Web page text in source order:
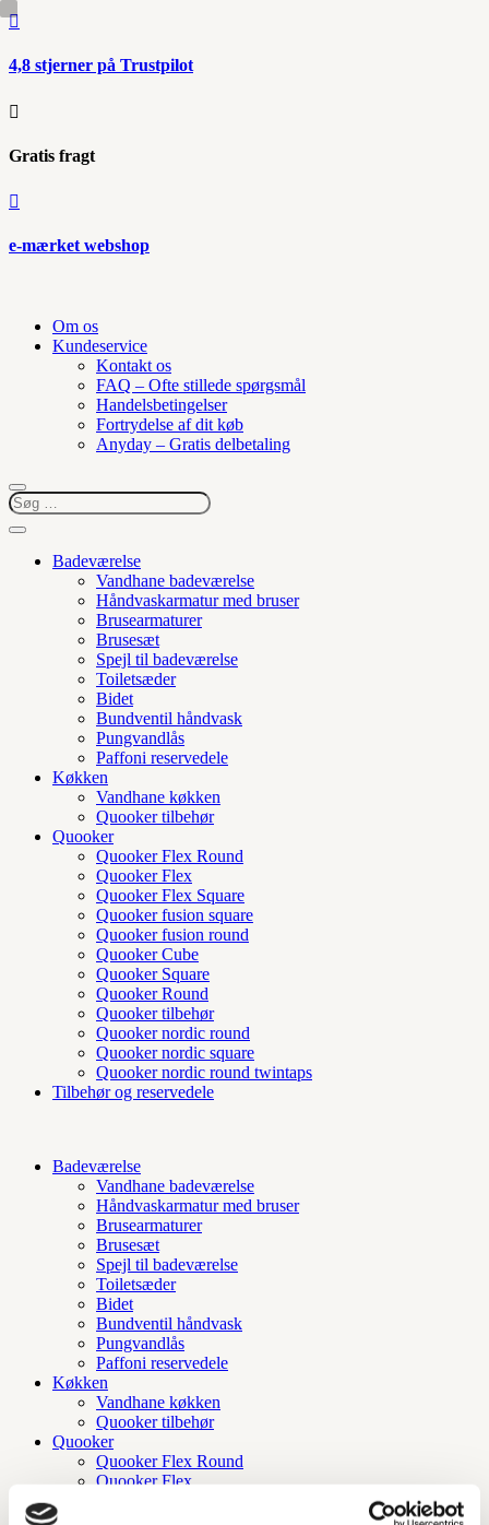

4,8 stjerner på Trustpilot

Gratis fragt

e-mærket webshop
Om os
Kundeservice
Kontakt os
FAQ – Ofte stillede spørgsmål
Handelsbetingelser
Fortrydelse af dit køb
Anyday – Gratis delbetaling
Badeværelse
Vandhane badeværelse
Håndvaskarmatur med bruser
Brusearmaturer
Brusesæt
Spejl til badeværelse
Toiletsæder
Bidet
Bundventil håndvask
Pungvandlås
Paffoni reservedele
Køkken
Vandhane køkken
Quooker tilbehør
Quooker
Quooker Flex Round
Quooker Flex
Quooker Flex Square
Quooker fusion square
Quooker fusion round
Quooker Cube
Quooker Square
Quooker Round
Quooker tilbehør
Quooker nordic round
Quooker nordic square
Quooker nordic round twintaps
Tilbehør og reservedele
Badeværelse
Vandhane badeværelse
Håndvaskarmatur med bruser
Brusearmaturer
Brusesæt
Spejl til badeværelse
Toiletsæder
Bidet
Bundventil håndvask
Pungvandlås
Paffoni reservedele
Køkken
Vandhane køkken
Quooker tilbehør
Quooker
Quooker Flex Round
Quooker Flex